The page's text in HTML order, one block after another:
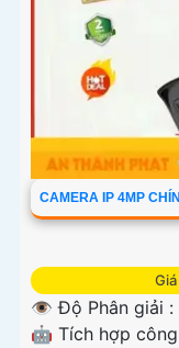
CAMERA IP 4MP
👁 Độ Phân giải :
🤖️ Tích hợp